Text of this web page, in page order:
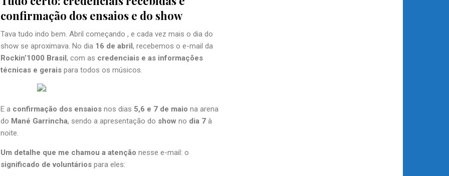
confirmação dos ensaios e do show
Tava tudo indo bem. Abril começando , e cada vez mais o dia do
show se aproximava. No dia 16 de abril, recebemos o e-mail da
Rockin’1000 Brasil, com as credenciais e as informações
técnicas e gerais para todos os músicos.
E a confirmação dos ensaios nos dias 5,6 e 7 de maio na arena
do Mané Garrincha, sendo a apresentação do show no dia 7 à
noite.
Um detalhe que me chamou a atenção nesse e-mail: o
significado de voluntários para eles: